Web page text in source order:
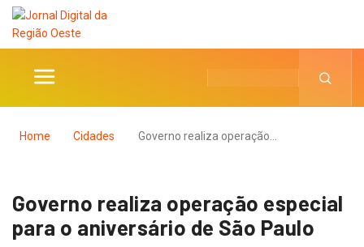
Home Cidades Governo realiza operação…
Governo realiza operação especial
para o aniversário de São Paulo